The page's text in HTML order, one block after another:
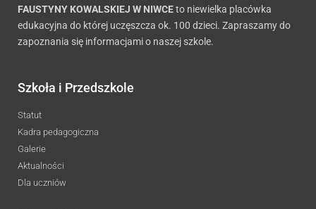
FAUSTYNY KOWALSKIEJ W NIWCEto niewielka placówka
edukacyjna do której uczęszcza ok. 100 dzieci. Zapraszamy do
zapoznania się informacjami o naszej szkole.
Szkoła i Przedszkole
Statut
Kadra pedagogiczna
Galerie
Aktualności
Dla uczniów